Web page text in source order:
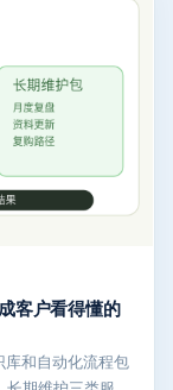
客户看得懂的
库和自动化流程包